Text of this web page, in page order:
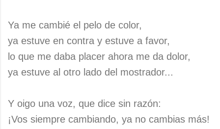
Ya me cambié el pelo de color,
ya estuve en contra y estuve a favor,
lo que me daba placer ahora me da dolor,
ya estuve al otro lado del mostrador...
Y oigo una voz, que dice sin razón:
¡Vos siempre cambiando, ya no cambias más!